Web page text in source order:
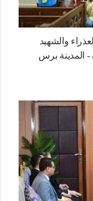
والشهيد
- المدينة برس